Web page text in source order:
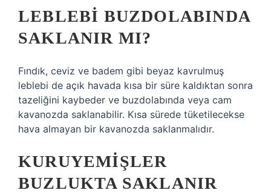
LEBLEBI BUZDOLABINDA
SAKLANIR MI?
Fındık, ceviz ve badem gibi beyaz kavrulmuş
leblebi de açık havada kısa bir süre kaldıktan sonra
tazeliğini kaybeder ve buzdolabında veya cam
kavanozda saklanabilir. Kısa sürede tüketilecekse
hava almayan bir kavanozda saklanmalıdır.
KURUYEMIŞLER
BUZLUKTA SAKLANIR